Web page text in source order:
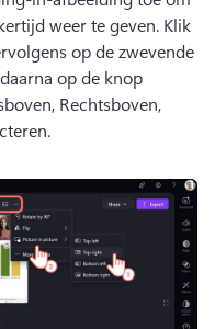
weer te geven. Klik
op de zwevende
op de knop
Rechtsboven,